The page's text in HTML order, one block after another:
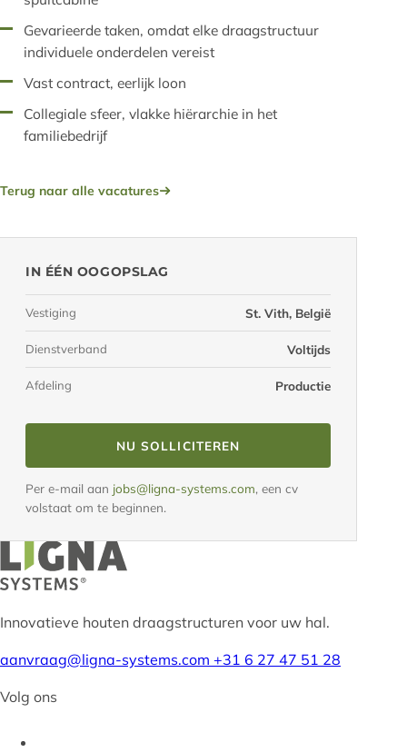
Gevarieerde taken, omdat elke draagstructuur
individuele onderdelen vereist
Vast contract, eerlijk loon
Collegiale sfeer, vlakke hiërarchie in het
familiebedrijf
Terug naar alle vacatures
IN ÉÉN OOGOPSLAG
Vestiging St. Vith, België
Dienstverband Voltijds
Afdeling Productie
NU SOLLICITEREN
Per e-mail aan jobs@ligna-systems.com, een cv
volstaat om te beginnen.
Innovatieve houten draagstructuren voor uw hal.
aanvraag@ligna-systems.com +31 6 27 47 51 28
Volg ons